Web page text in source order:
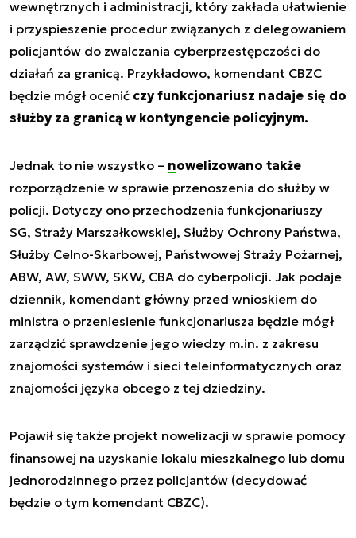
wewnętrznych i administracji, który zakłada ułatwienie
i przyspieszenie procedur związanych z delegowaniem
policjantów do zwalczania cyberprzestępczości do
działań za granicą. Przykładowo, komendant CBZC
będzie mógł ocenić czy funkcjonariusz nadaje się do
służby za granicą w kontyngencie policyjnym.
Jednak to nie wszystko – nowelizowano także
rozporządzenie w sprawie przenoszenia do służby w
policji. Dotyczy ono przechodzenia funkcjonariuszy
SG, Straży Marszałkowskiej, Służby Ochrony Państwa,
Służby Celno-Skarbowej, Państwowej Straży Pożarnej,
ABW, AW, SWW, SKW, CBA do cyberpolicji. Jak podaje
dziennik, komendant główny przed wnioskiem do
ministra o przeniesienie funkcjonariusza będzie mógł
zarządzić sprawdzenie jego wiedzy m.in. z zakresu
znajomości systemów i sieci teleinformatycznych oraz
znajomości języka obcego z tej dziedziny.
Pojawił się także projekt nowelizacji w sprawie pomocy
finansowej na uzyskanie lokalu mieszkalnego lub domu
jednorodzinnego przez policjantów (decydować
będzie o tym komendant CBZC).